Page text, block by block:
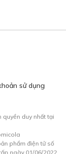
sử dụng
quyền duy nhất tại
phẩm điện tử số
ngày 01/06/2022